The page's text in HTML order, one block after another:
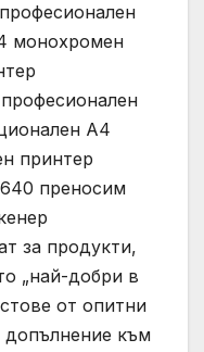
монохромен
A4
принтер
преносим
за продукти,
„най-добри в
от опитни
допълнение към